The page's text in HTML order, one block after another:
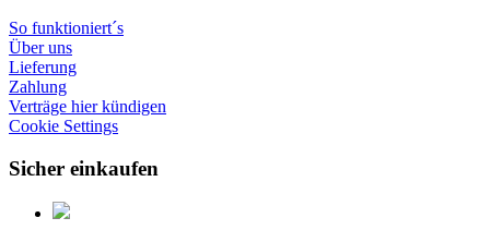
So funktioniert´s
Über uns
Lieferung
Zahlung
Verträge hier kündigen
Cookie Settings
Sicher einkaufen